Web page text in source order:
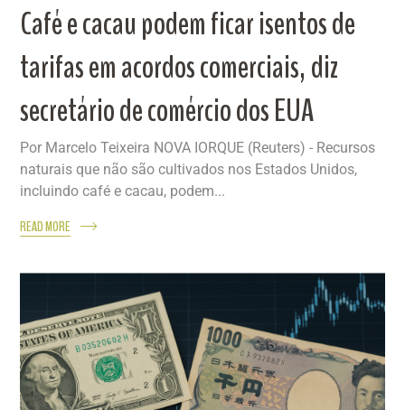
Café e cacau podem ficar isentos de
tarifas em acordos comerciais, diz
secretário de comércio dos EUA
Por Marcelo Teixeira NOVA IORQUE (Reuters) - Recursos
naturais que não são cultivados nos Estados Unidos,
incluindo café e cacau, podem...
READ MORE